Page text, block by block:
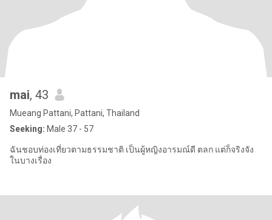
mai, 43
Mueang Pattani, Pattani, Thailand
Seeking: Male 37 - 57
ฉันชอบท่องเที่ยวตามธรรมชาติ เป็นผู้หญิงอารมณ์ดี ตลก แต่ก็จริงจัง
ในบางเรื่อง